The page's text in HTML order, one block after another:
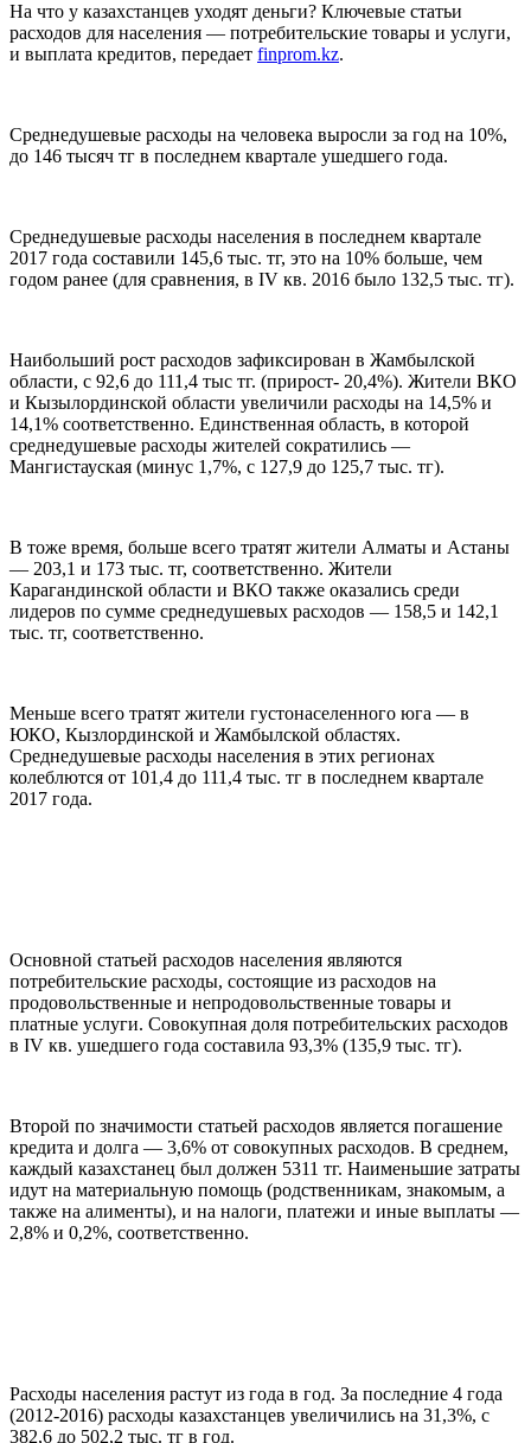
На что у казахстанцев уходят деньги? Ключевые статьи
расходов для населения — потребительские товары и услуги,
и выплата кредитов, передает finprom.kz.
Среднедушевые расходы на человека выросли за год на 10%,
до 146 тысяч тг в последнем квартале ушедшего года.
Среднедушевые расходы населения в последнем квартале
2017 года составили 145,6 тыс. тг, это на 10% больше, чем
годом ранее (для сравнения, в IV кв. 2016 было 132,5 тыс. тг).
Наибольший рост расходов зафиксирован в Жамбылской
области, с 92,6 до 111,4 тыс тг. (прирост- 20,4%). Жители ВКО
и Кызылординской области увеличили расходы на 14,5% и
14,1% соответственно. Единственная область, в которой
среднедушевые расходы жителей сократились —
Мангистауская (минус 1,7%, с 127,9 до 125,7 тыс. тг).
В тоже время, больше всего тратят жители Алматы и Астаны
— 203,1 и 173 тыс. тг, соответственно. Жители
Карагандинской области и ВКО также оказались среди
лидеров по сумме среднедушевых расходов — 158,5 и 142,1
тыс. тг, соответственно.
Меньше всего тратят жители густонаселенного юга — в
ЮКО, Кызлординской и Жамбылской областях.
Среднедушевые расходы населения в этих регионах
колеблются от 101,4 до 111,4 тыс. тг в последнем квартале
2017 года.
Основной статьей расходов населения являются
потребительские расходы, состоящие из расходов на
продовольственные и непродовольственные товары и
платные услуги. Совокупная доля потребительских расходов
в IV кв. ушедшего года составила 93,3% (135,9 тыс. тг).
Второй по значимости статьей расходов является погашение
кредита и долга — 3,6% от совокупных расходов. В среднем,
каждый казахстанец был должен 5311 тг. Наименьшие затраты
идут на материальную помощь (родственникам, знакомым, а
также на алименты), и на налоги, платежи и иные выплаты —
2,8% и 0,2%, соответственно.
Расходы населения растут из года в год. За последние 4 года
(2012-2016) расходы казахстанцев увеличились на 31,3%, с
382,6 до 502,2 тыс. тг в год.